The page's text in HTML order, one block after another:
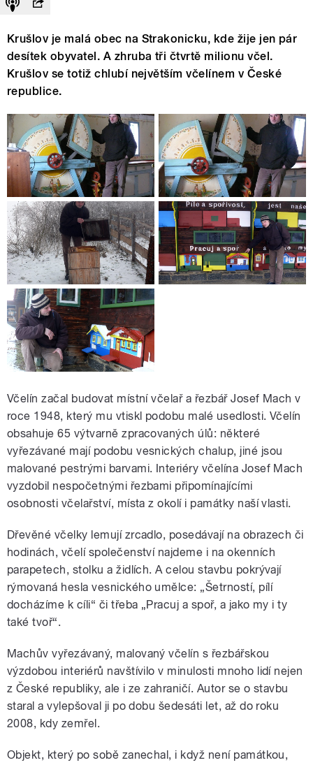
Krušlov je malá obec na Strakonicku, kde žije jen pár
desítek obyvatel. A zhruba tři čtvrtě milionu včel.
Krušlov se totiž chlubí největším včelínem v České
republice.
Včelín začal budovat místní včelař a řezbář Josef Mach v
roce 1948, který mu vtiskl podobu malé usedlosti. Včelín
obsahuje 65 výtvarně zpracovaných úlů: některé
vyřezávané mají podobu vesnických chalup, jiné jsou
malované pestrými barvami. Interiéry včelína Josef Mach
vyzdobil nespočetnými řezbami připomínajícími
osobnosti včelařství, místa z okolí i památky naší vlasti.
Dřevěné včelky lemují zrcadlo, posedávají na obrazech či
hodinách, včelí společenství najdeme i na okenních
parapetech, stolku a židlích. A celou stavbu pokrývají
rýmovaná hesla vesnického umělce: „Šetrností, pílí
docházíme k cíli“ či třeba „Pracuj a spoř, a jako my i ty
také tvoř“.
Machův vyřezávaný, malovaný včelín s řezbářskou
výzdobou interiérů navštívilo v minulosti mnoho lidí nejen
z České republiky, ale i ze zahraničí. Autor se o stavbu
staral a vylepšoval ji po dobu šedesáti let, až do roku
2008, kdy zemřel.
Objekt, který po sobě zanechal, i když není památkou,